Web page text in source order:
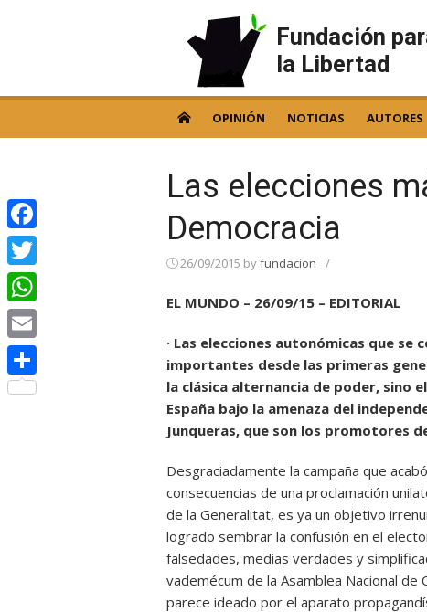
Fundación
la Libertad
OPINIÓN NOTICIAS AUTORES
Las elecciones
Democracia
26/09/2015 byfundacion /
EL MUNDO – 26/09/15 – EDITORIAL
· Las elecciones autonómicas que se
importantes desde las primeras
la clásica alternancia de poder, sino
España bajo la amenaza del
Junqueras, que son los promotores
Desgraciadamente la campaña que
consecuencias de una proclamación
de la Generalitat, es ya un objetivo
logrado sembrar la confusión en el
falsedades, medias verdades y
vademécum de la Asamblea Nacional de
parece ideado por el aparato
Facebook
Twitter
WhatsApp
Email
Compartir